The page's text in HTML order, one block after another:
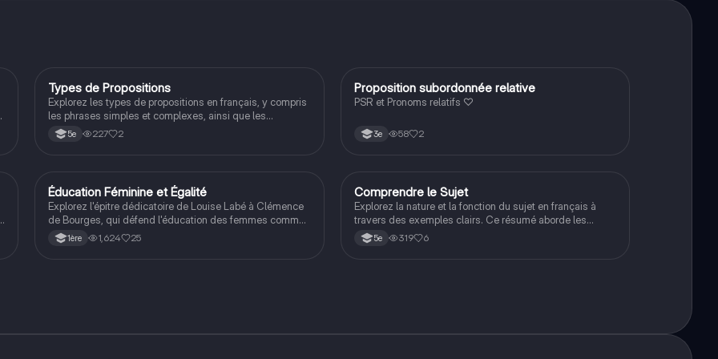
Français
Types de Propositions
Explorez les types de propositions en français, y compris
les phrases simples et complexes, ainsi que les
propositions subordonnées et leurs conjonctions. Ce
document de révision est essentiel pour comprendre la
5e 227 2
Français
Proposition subordonnée relative
PSR et Pronoms relatifs ♡
3e 58 2
Français
Éducation Féminine et Égalité
Explorez l'épitre dédicatoire de Louise Labé à Clémence
de Bourges, qui défend l'éducation des femmes comme
un moyen d'émancipation et d'égalité. Cette analyse
linéaire met en lumière les arguments de Labé sur
1ère 1,624 25
Français
Comprendre le Sujet
Explorez la nature et la fonction du sujet en français à
travers des exemples clairs. Ce résumé aborde les
différents types de sujets, y compris les pronoms, les
noms propres et les groupes nominaux, ainsi que leur rôle
5e 319 6